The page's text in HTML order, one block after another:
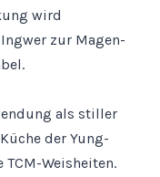
wird
zur Magen-
als stiller
der Yung-
Weisheiten.